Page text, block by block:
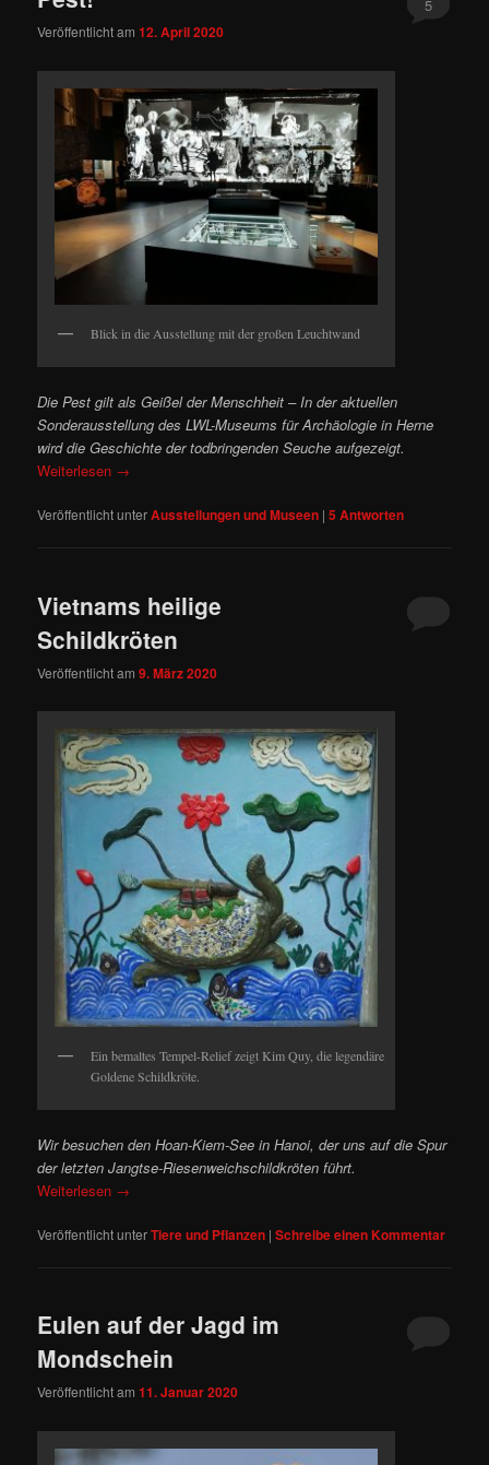
Veröffentlicht am12. April 2020
5
Blick in die Ausstellung mit der großen Leuchtwand
Die Pest gilt als Geißel der Menschheit – In der aktuellen
Sonderausstellung des LWL-Museums für Archäologie in Herne
wird die Geschichte der todbringenden Seuche aufgezeigt.
Weiterlesen →
Veröffentlicht unterAusstellungen und Museen |5 Antworten
Vietnams heilige
Schildkröten
Veröffentlicht am9. März 2020
Ein bemaltes Tempel-Relief zeigt Kim Quy, die legendäre
Goldene Schildkröte.
Wir besuchen den Hoan-Kiem-See in Hanoi, der uns auf die Spur
der letzten Jangtse-Riesenweichschildkröten führt.
Weiterlesen →
Veröffentlicht unterTiere und Pflanzen |Schreibe einen Kommentar
Eulen auf der Jagd im
Mondschein
Veröffentlicht am11. Januar 2020